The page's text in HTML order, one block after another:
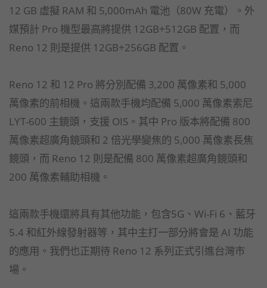
12 GB 虛擬 RAM 和 5,000mAh 電池（80W 充電）。外
媒預計 Pro 機型最高將提供 12GB+512GB 配置，而
Reno 12 則是提供 12GB+256GB 配置。
Reno 12 和 12 Pro 將分別配備 3,200 萬像素和 5,000
萬像素的前相機。這兩款手機均配備 5,000 萬像素索尼
LYT-600 主鏡頭，支援 OIS。其中 Pro 版本將配備 800
萬像素超廣角鏡頭和 2 倍光學變焦的 5,000 萬像素長焦
鏡頭，而 Reno 12 則是配備 800 萬像素超廣角鏡頭和
200 萬像素輔助相機。
這兩款手機還將具有其他功能，包含5G、Wi-Fi 6、藍牙
5.4 和紅外線發射器等，其中主打一部分將會是 AI 功能
的應用。我們也正期待 Reno 12 系列正式引進台灣市
場。